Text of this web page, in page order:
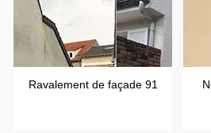
Ravalement de façade 91